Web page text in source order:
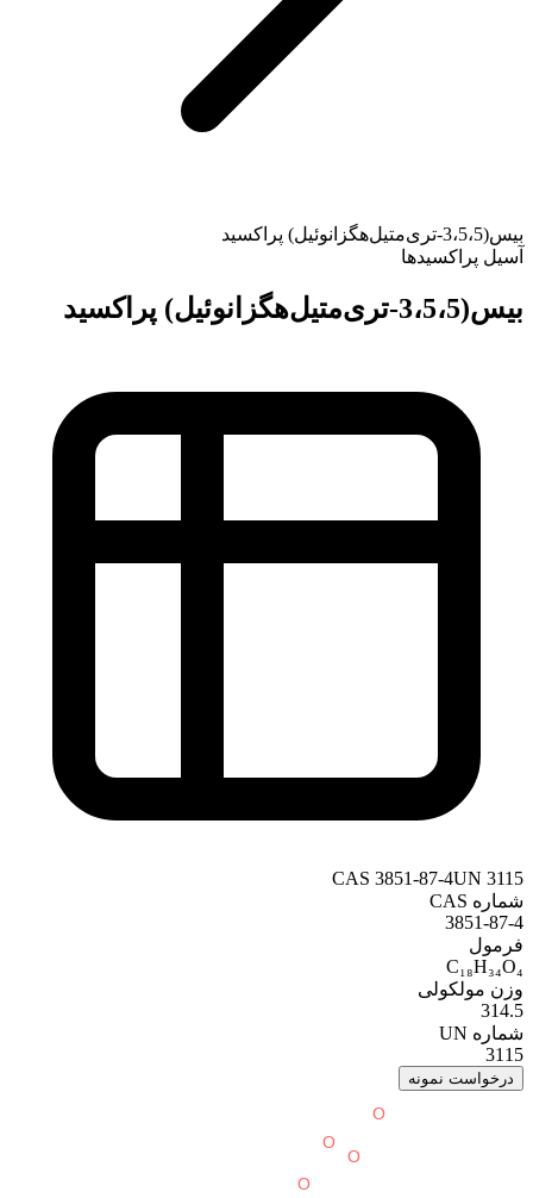
بیس(3،5،5-تری‌متیل‌هگزانوئیل) پراکسید
آسیل پراکسیدها
بیس(3،5،5-تری‌متیل‌هگزانوئیل) پراکسید
CAS 3851-87-4UN 3115
شماره CAS
3851-87-4
فرمول
C₁₈H₃₄O₄
وزن مولکولی
314.5
شماره UN
3115
درخواست نمونه